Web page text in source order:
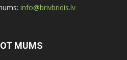
info@brivbridis.lv
MUMS